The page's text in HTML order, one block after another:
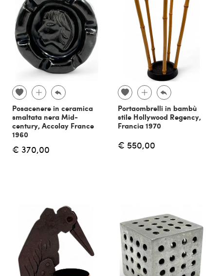
Posacenere in ceramica
smaltata nera Mid-
century, Accolay France
1960
€ 370,00
Portaombrelli in bambù
stile Hollywood Regency,
Francia 1970
€ 550,00